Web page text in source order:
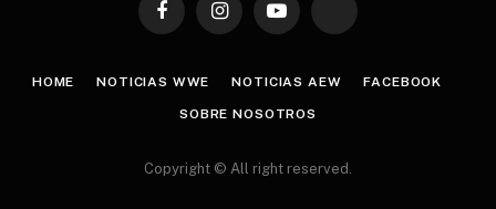
FacebookInstagramYouTube TikTok
HOME NOTICIAS WWE NOTICIAS AEW FACEBOOK
SOBRE NOSOTROS
Copyright © All right reserved.